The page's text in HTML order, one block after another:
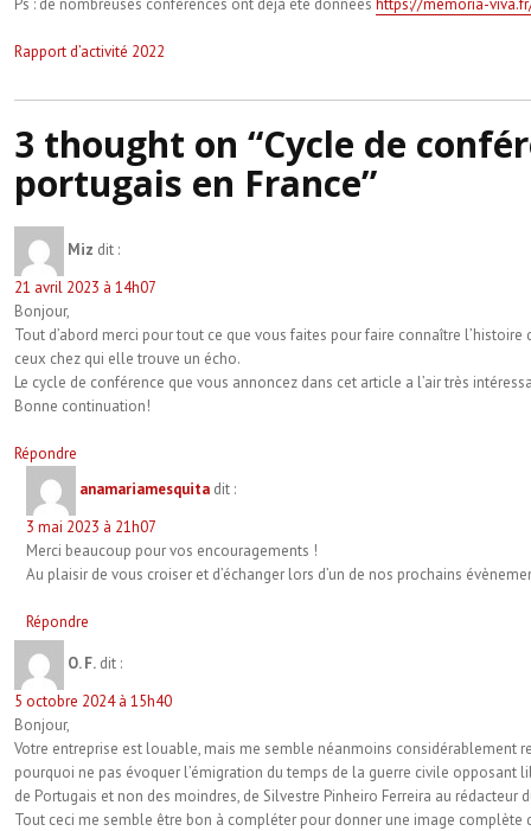
Ps : de nombreuses conférences ont déjà été données https://memoria-
Navigation
de
l’article
Rapport d’activité 2022
3 thought on “Cycle de
portugais en France”
Miz dit :
21 avril 2023 à 14h07
Bonjour,
Tout d’abord merci pour tout ce que vous faites pour faire connaître
ceux chez qui elle trouve un écho.
Le cycle de conférence que vous annoncez dans cet article a l’air très
Bonne continuation!
Répondre
anamariamesquita dit :
3 mai 2023 à 21h07
Merci beaucoup pour vos encouragements !
Au plaisir de vous croiser et d’échanger lors d’un de nos prochains
Répondre
O. F. dit :
5 octobre 2024 à 15h40
Bonjour,
Votre entreprise est louable, mais me semble néanmoins considérablement
pourquoi ne pas évoquer l’émigration du temps de la guerre civile
de Portugais et non des moindres, de Silvestre Pinheiro Ferreira au
Tout ceci me semble être bon à compléter pour donner une image